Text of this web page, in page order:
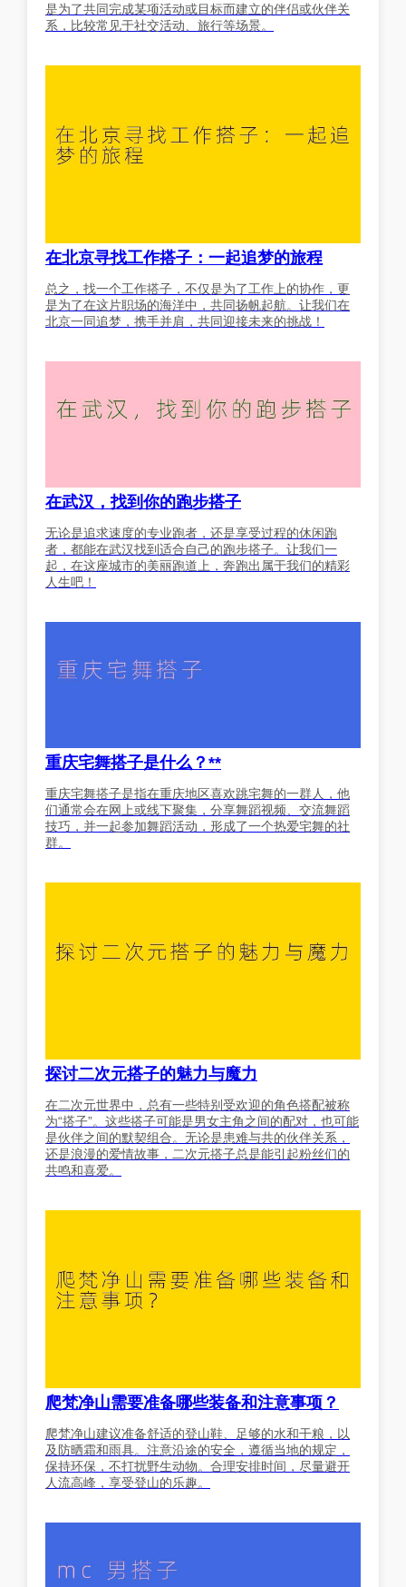
是为了共同完成某项活动或目标而建立的伴侣或伙伴关
系，比较常见于社交活动、旅行等场景。
在北京寻找工作搭子：一起追梦的旅程
总之，找一个工作搭子，不仅是为了工作上的协作，更
是为了在这片职场的海洋中，共同扬帆起航。让我们在
北京一同追梦，携手并肩，共同迎接未来的挑战！
在武汉，找到你的跑步搭子
无论是追求速度的专业跑者，还是享受过程的休闲跑
者，都能在武汉找到适合自己的跑步搭子。让我们一
起，在这座城市的美丽跑道上，奔跑出属于我们的精彩
人生吧！
重庆宅舞搭子是什么？**
重庆宅舞搭子是指在重庆地区喜欢跳宅舞的一群人，他
们通常会在网上或线下聚集，分享舞蹈视频、交流舞蹈
技巧，并一起参加舞蹈活动，形成了一个热爱宅舞的社
群。
探讨二次元搭子的魅力与魔力
在二次元世界中，总有一些特别受欢迎的角色搭配被称
为“搭子”。这些搭子可能是男女主角之间的配对，也可能
是伙伴之间的默契组合。无论是患难与共的伙伴关系，
还是浪漫的爱情故事，二次元搭子总是能引起粉丝们的
共鸣和喜爱。
爬梵净山需要准备哪些装备和注意事项？
爬梵净山建议准备舒适的登山鞋、足够的水和干粮，以
及防晒霜和雨具。注意沿途的安全，遵循当地的规定，
保持环保，不打扰野生动物。合理安排时间，尽量避开
人流高峰，享受登山的乐趣。